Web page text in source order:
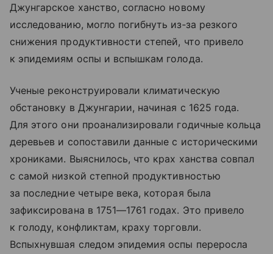
Джунгарское ханство, согласно новому
исследованию, могло погибнуть из‑за резкого
снижения продуктивности степей, что привело
к эпидемиям оспы и вспышкам голода.
Ученые реконструировали климатическую
обстановку в Джунгарии, начиная с 1625 года.
Для этого они проанализировали годичные кольца
деревьев и сопоставили данные с историческими
хрониками. Выяснилось, что крах ханства совпал
с самой низкой степной продуктивностью
за последние четыре века, которая была
зафиксирована в 1751—1761 годах. Это привело
к голоду, конфликтам, краху торговли.
Вспыхнувшая следом эпидемия оспы переросла